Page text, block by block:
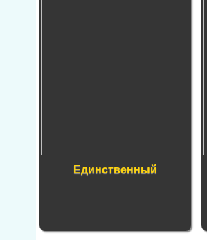
Единственный